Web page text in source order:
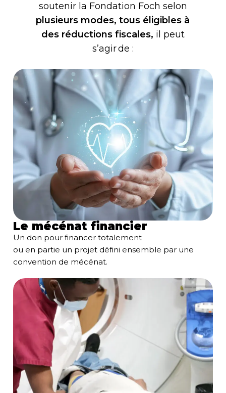
soutenir la Fondation Foch selon
plusieurs modes, tous éligibles à
des réductions fiscales, il peut
s’agir de :
Le mécénat financier
Un don pour financer totalement
ou en partie un projet défini ensemble par une
convention de mécénat.